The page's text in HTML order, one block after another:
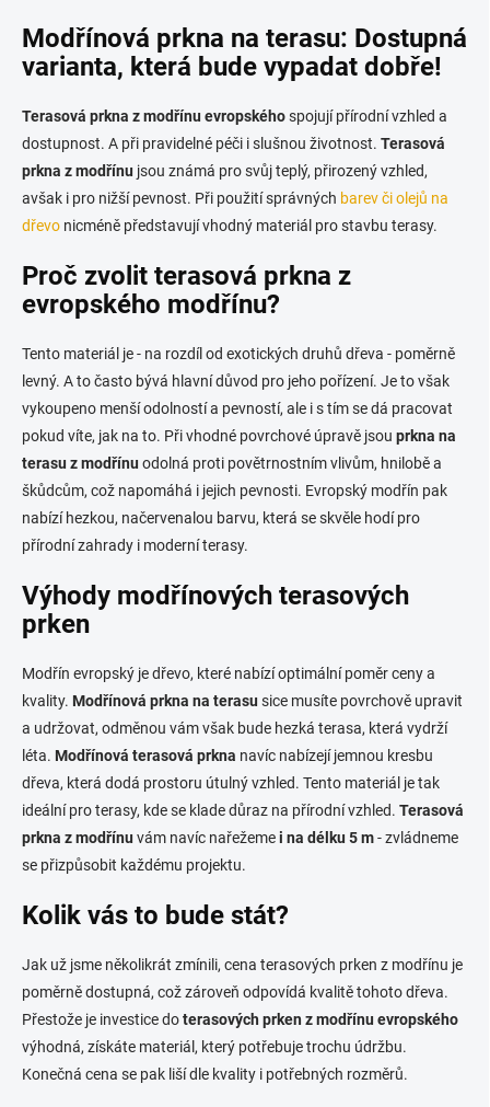
l
á
d
c
í
r
v
k
y
v
ý
p
s
u
Modřínová prkna na terasu: Dostupná
varianta, která bude vypadat dobře!
Terasová prkna z modřínu evropskéhospojují přírodní vzhled a
dostupnost. A při pravidelné péči i slušnou životnost. Terasová
prkna z modřínu jsou známá pro svůj teplý, přirozený vzhled,
avšak i pro nižší pevnost. Při použití správných barev či olejů na
dřevo nicméně představují vhodný materiál pro stavbu terasy.
Proč zvolit terasová prkna z
evropského modřínu?
Tento materiál je - na rozdíl od exotických druhů dřeva - poměrně
levný. A to často bývá hlavní důvod pro jeho pořízení. Je to však
vykoupeno menší odolností a pevností, ale i s tím se dá pracovat
pokud víte, jak na to. Při vhodné povrchové úpravě jsou prkna na
terasu z modřínuodolná proti povětrnostním vlivům, hnilobě a
škůdcům, což napomáhá i jejich pevnosti. Evropský modřín pak
nabízí hezkou, načervenalou barvu, která se skvěle hodí pro
přírodní zahrady i moderní terasy.
Výhody modřínových terasových
prken
Modřín evropský je dřevo, které nabízí optimální poměr ceny a
kvality. Modřínová prkna na terasusice musíte povrchově upravit
a udržovat, odměnou vám však bude hezká terasa, která vydrží
léta. Modřínová terasová prkna navíc nabízejí jemnou kresbu
dřeva, která dodá prostoru útulný vzhled. Tento materiál je tak
ideální pro terasy, kde se klade důraz na přírodní vzhled. Terasová
prkna z modřínuvám navíc nařežemei na délku 5 m- zvládneme
se přizpůsobit každému projektu.
Kolik vás to bude stát?
Jak už jsme několikrát zmínili, cena terasových prken z modřínu je
poměrně dostupná, což zároveň odpovídá kvalitě tohoto dřeva.
Přestože je investice doterasových prken z modřínu evropského
výhodná, získáte materiál, který potřebuje trochu údržbu.
Konečná cena se pak liší dle kvality i potřebných rozměrů.